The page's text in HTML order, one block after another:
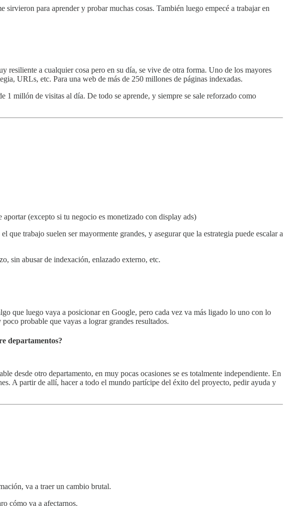
para aprender y probar muchas cosas. También luego empecé a trabajar en
resiliente a cualquier cosa pero en su día, se vive de otra forma. Uno de los mayores
URLs, etc. Para una web de más de 250 millones de páginas indexadas.
1 millón de visitas al día. De todo se aprende, y siempre se sale reforzado como
(excepto si tu negocio es monetizado con display ads)
que trabajo suelen ser mayormente grandes, y asegurar que la estrategia puede escalar a
sin abusar de indexación, enlazado externo, etc.
que luego vaya a posicionar en Google, pero cada vez va más ligado lo uno con lo
probable que vayas a lograr grandes resultados.
departamentos?
desde otro departamento, en muy pocas ocasiones se es totalmente independiente. En
A partir de allí, hacer a todo el mundo partícipe del éxito del proyecto, pedir ayuda y
va a traer un cambio brutal.
cómo va a afectarnos.